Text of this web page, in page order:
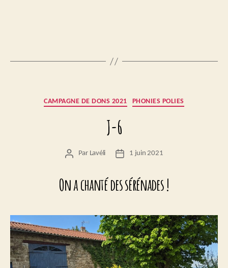
Catégories
CAMPAGNE DE DONS 2021 PHONIES POLIES
J-6
Auteur
Par Lavéli
Date
l’article
1 juin 2021
On a chanté des sérénades !